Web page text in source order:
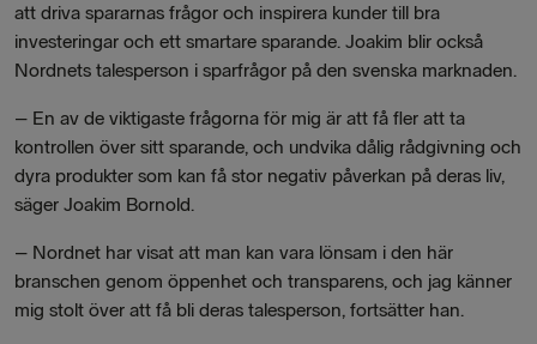
att driva spararnas frågor och inspirera kunder till bra
investeringar och ett smartare sparande. Joakim blir också
Nordnets talesperson i sparfrågor på den svenska marknaden.
– En av de viktigaste frågorna för mig är att få fler att ta
kontrollen över sitt sparande, och undvika dålig rådgivning och
dyra produkter som kan få stor negativ påverkan på deras liv,
säger Joakim Bornold.
– Nordnet har visat att man kan vara lönsam i den här
branschen genom öppenhet och transparens, och jag känner
mig stolt över att få bli deras talesperson, fortsätter han.